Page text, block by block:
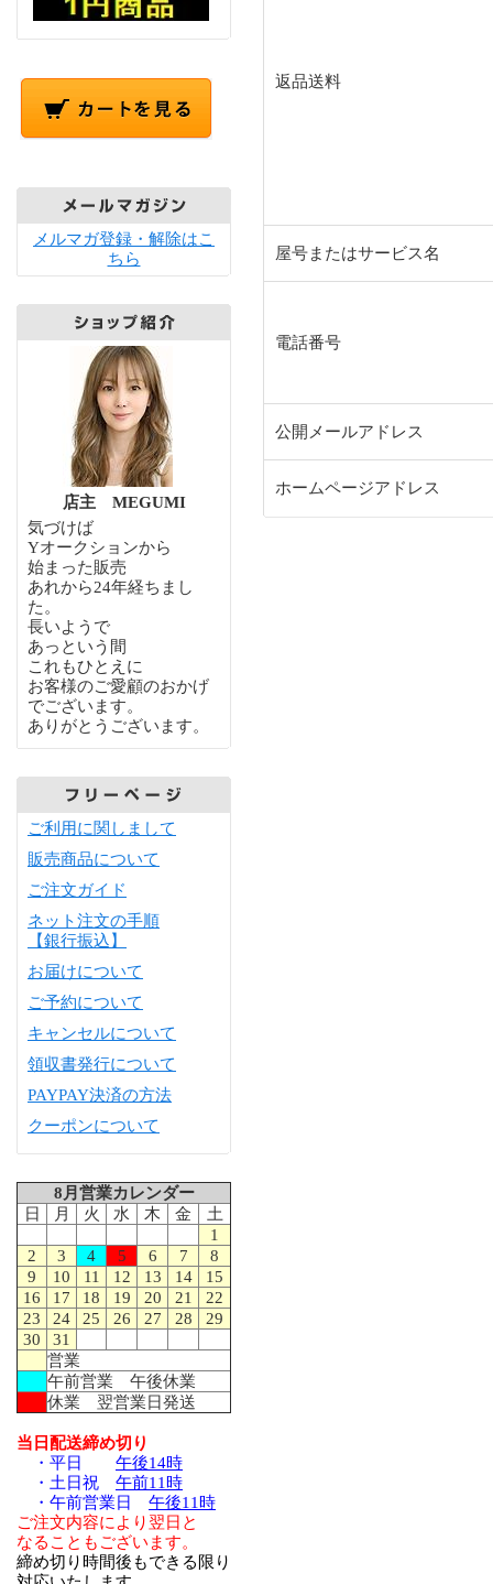
メルマガ登録・解除はこ
ちら
店主 MEGUMI
気づけば
Yオークションから
始まった販売
あれから24年経ちまし
た。
長いようで
あっという間
これもひとえに
お客様のご愛顧のおかげ
でございます。
ありがとうございます。
ご利用に関しまして
販売商品について
ご注文ガイド
ネット注文の手順
【銀行振込】
お届けについて
ご予約について
キャンセルについて
領収書発行について
PAYPAY決済の方法
クーポンについて
8月営業カレンダー
日
月 火 水 木 金
土
1
2
3 4 5 6 7
8
9
10 11 12 13 14
15
16
17 18 19 20 21
22
23
24 25 26 27 28
29
30
31
営業
午前営業 午後休業
休業 翌営業日発送
当日配送締め切り
・平日 午後14時
・土日祝 午前11時
・午前営業日 午後11時
ご注文内容により翌日と
なることもございます。
締め切り時間後もできる限り
返品送料
屋号またはサービス名
電話番号
公開メールアドレス
ホームページアドレス